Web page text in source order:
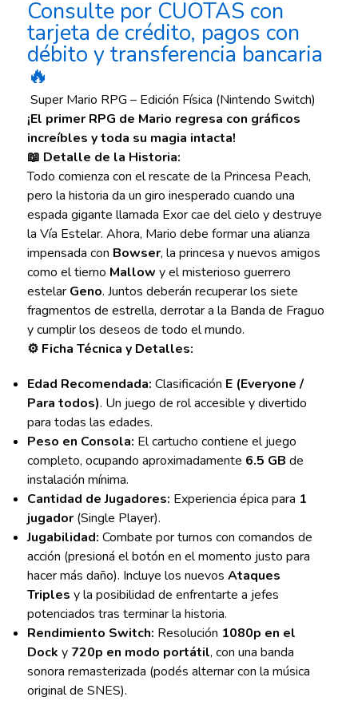
Consulte por CUOTAS con
tarjeta de crédito, pagos con
débito y transferencia bancaria
🔥
Super Mario RPG – Edición Física (Nintendo Switch)
¡El primer RPG de Mario regresa con gráficos
increíbles y toda su magia intacta!
📖 Detalle de la Historia:
Todo comienza con el rescate de la Princesa Peach,
pero la historia da un giro inesperado cuando una
espada gigante llamada Exor cae del cielo y destruye
la Vía Estelar. Ahora, Mario debe formar una alianza
impensada con Bowser, la princesa y nuevos amigos
como el tierno Mallow y el misterioso guerrero
estelar Geno. Juntos deberán recuperar los siete
fragmentos de estrella, derrotar a la Banda de Fraguo
y cumplir los deseos de todo el mundo.
⚙️ Ficha Técnica y Detalles:
Edad Recomendada: Clasificación E (Everyone /
Para todos). Un juego de rol accesible y divertido
para todas las edades.
Peso en Consola: El cartucho contiene el juego
completo, ocupando aproximadamente 6.5 GB de
instalación mínima.
Cantidad de Jugadores: Experiencia épica para 1
jugador(Single Player).
Jugabilidad: Combate por turnos con comandos de
acción (presioná el botón en el momento justo para
hacer más daño). Incluye los nuevos Ataques
Triples y la posibilidad de enfrentarte a jefes
potenciados tras terminar la historia.
Rendimiento Switch: Resolución 1080p en el
Dock y 720p en modo portátil, con una banda
sonora remasterizada (podés alternar con la música
original de SNES).